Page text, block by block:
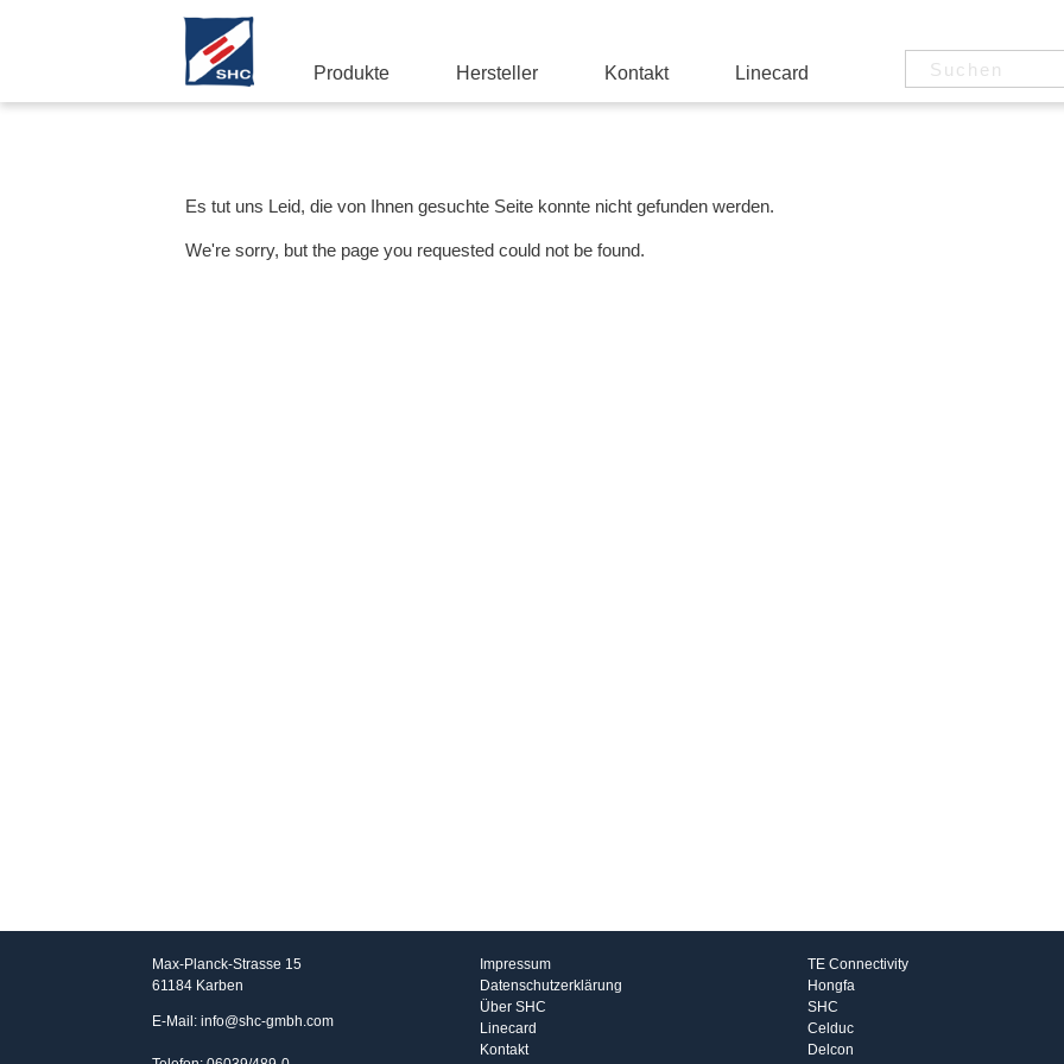
Produkte Hersteller Kontakt Linecard
Es tut uns Leid, die von Ihnen gesuchte Seite konnte nicht gefunden werden.
We're sorry, but the page you requested could not be found.
Max-Planck-Strasse 15
61184 Karben
E-Mail: info@shc-gmbh.com
Impressum
Datenschutzerklärung
Über SHC
Linecard
Kontakt
TE Connectivity
Hongfa
SHC
Celduc
Delcon